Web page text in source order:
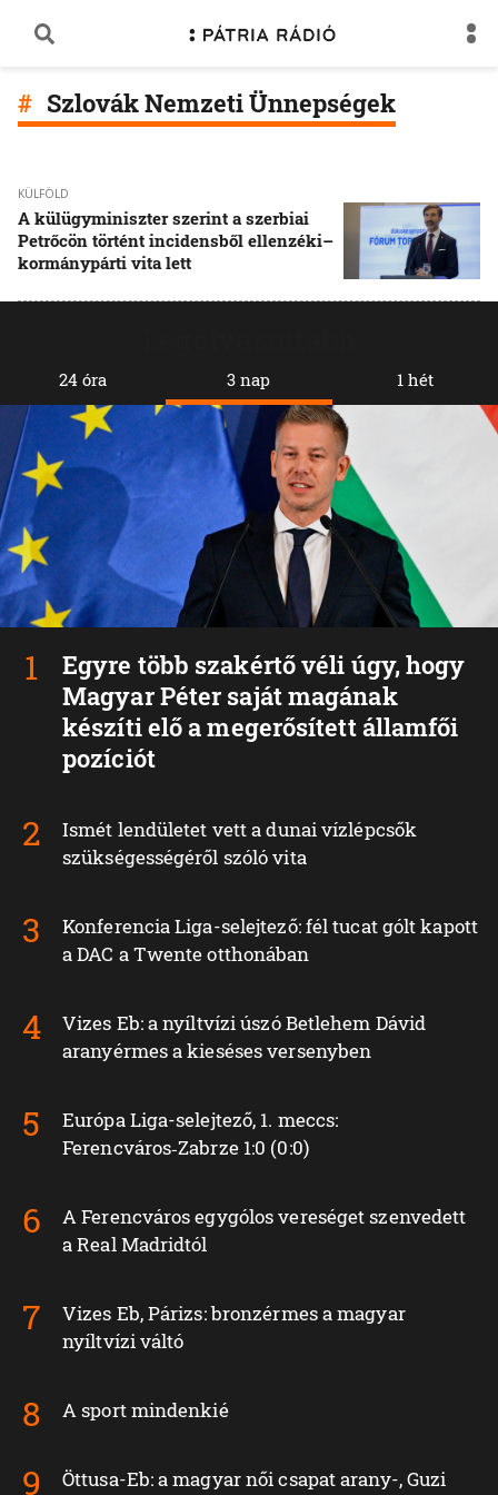
Szlovák Nemzeti Ünnepségek
KÜLFÖLD
A külügyminiszter szerint a szerbiai
Petrőcön történt incidensből ellenzéki–
kormánypárti vita lett
24 óra 3 nap
Egyre több szakértő véli úgy, hogy
Magyar Péter saját magának
készíti elő a megerősített államfői
pozíciót
Ismét lendületet vett a dunai vízlépcsők
szükségességéről szóló vita
Konferencia Liga-selejtező: fél tucat gólt kapott
a DAC a Twente otthonában
Vizes Eb: a nyíltvízi úszó Betlehem Dávid
aranyérmes a kieséses versenyben
Európa Liga-selejtező, 1. meccs:
Ferencváros‑Zabrze 1:0 (0:0)
A Ferencváros egygólos vereséget szenvedett
a Real Madridtól
Vizes Eb, Párizs: bronzérmes a magyar
nyíltvízi váltó
A sport mindenkié
Öttusa-Eb: a magyar női csapat arany-, Guzi
1 hét